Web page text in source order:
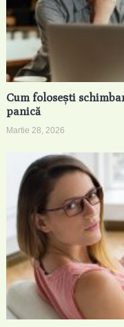
Cum folosești
panică
Martie 28, 2026